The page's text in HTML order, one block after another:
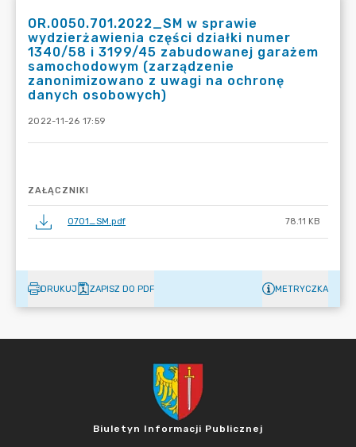
OR.0050.701.2022_SM w sprawie
wydzierżawienia części działki numer
1340/58 i 3199/45 zabudowanej garażem
samochodowym (zarządzenie
zanonimizowano z uwagi na ochronę
danych osobowych)
2022-11-26 17:59
ZAŁĄCZNIKI
0701_SM.pdf 78.11 KB
DRUKUJ ZAPISZ DO PDF METRYCZKA
Biuletyn Informacji Publicznej